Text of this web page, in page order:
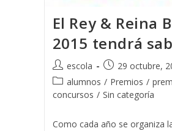
El Rey & Reina
2015 tendrá
Autor
de
la
escola
Publicación
de
la
entrada:
29 octubre,
Categoría
de
entrada:
alumnos / Premios /
concursos / Sin categoría
Como cada año se organiza